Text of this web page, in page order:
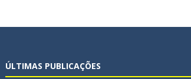
ÚLTIMAS PUBLICAÇÕES